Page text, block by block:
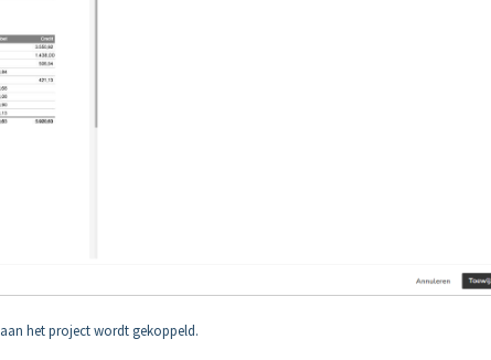
het project wordt gekoppeld.